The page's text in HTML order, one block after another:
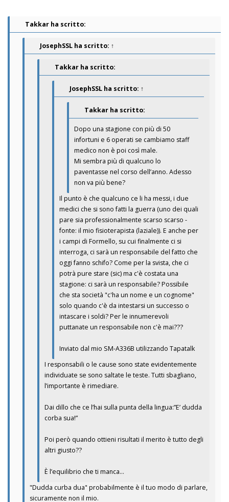
Takkar ha scritto:
JosephSSL ha scritto: ↑
Takkar ha scritto:
JosephSSL ha scritto: ↑
Takkar ha scritto:
Dopo una stagione con più di 50
infortuni e 6 operati se cambiamo staff
medico non è poi così male.
Mi sembra più di qualcuno lo
paventasse nel corso dell’anno. Adesso
non va più bene?
Il punto è che qualcuno ce li ha messi, i due
medici che si sono fatti la guerra (uno dei quali
pare sia professionalmente scarso scarso -
fonte: il mio fisioterapista (laziale)). E anche per
i campi di Formello, su cui finalmente ci si
interroga, ci sarà un responsabile del fatto che
oggi fanno schifo? Come per la svista, che ci
potrà pure stare (sic) ma c'è costata una
stagione: ci sarà un responsabile? Possibile
che sta società "c'ha un nome e un cognome"
solo quando c'è da intestarsi un successo o
intascare i soldi? Per le innumerevoli
puttanate un responsabile non c'è mai???
Inviato dal mio SM-A336B utilizzando Tapatalk
I responsabili o le cause sono state evidentemente
individuate se sono saltate le teste. Tutti sbagliano,
l’importante è rimediare.
Dai dillo che ce l’hai sulla punta della lingua:”E’ dudda
corba sua!”
Poi però quando ottieni risultati il merito è tutto degli
altri giusto??
È l’equilibrio che ti manca…
"Dudda curba dua" probabilmente è il tuo modo di parlare,
sicuramente non il mio.